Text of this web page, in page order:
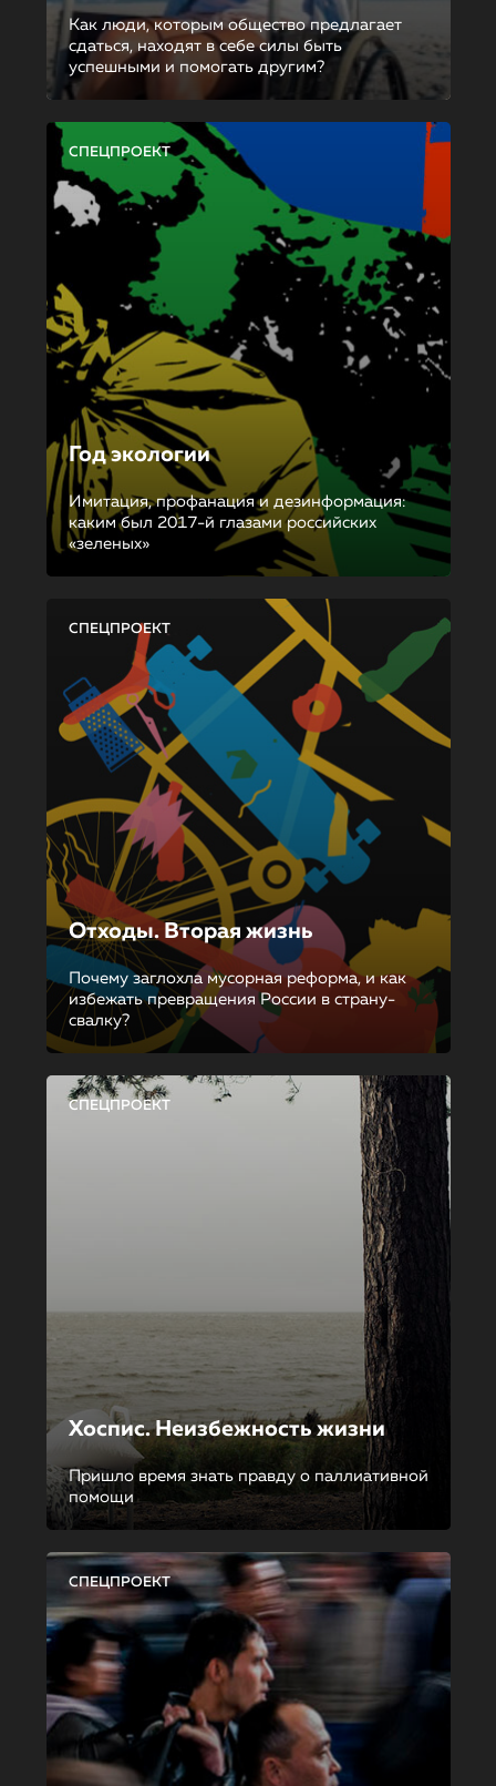
Как люди, которым общество предлагает
сдаться, находят в себе силы быть
успешными и помогать другим?
СПЕЦПРОЕКТ
Год экологии
Имитация, профанация и дезинформация:
каким был 2017-й глазами российских
«зеленых»
СПЕЦПРОЕКТ
Отходы. Вторая жизнь
Почему заглохла мусорная реформа, и как
избежать превращения России в страну-
свалку?
СПЕЦПРОЕКТ
Хоспис. Неизбежность жизни
Пришло время знать правду о паллиативной
помощи
СПЕЦПРОЕКТ